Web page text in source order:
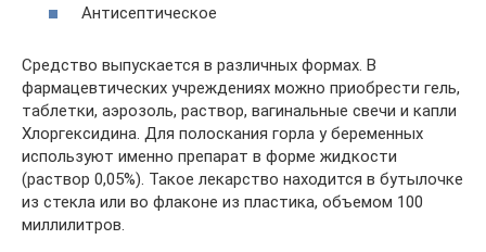
Антисептическое
Средство выпускается в различных формах. В
фармацевтических учреждениях можно приобрести гель,
таблетки, аэрозоль, раствор, вагинальные свечи и капли
Хлоргексидина. Для полоскания горла у беременных
используют именно препарат в форме жидкости
(раствор 0,05%). Такое лекарство находится в бутылочке
из стекла или во флаконе из пластика, объемом 100
миллилитров.